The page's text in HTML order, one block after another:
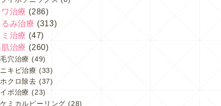
治療 (286)
み治療 (313)
治療 (47)
治療 (260)
毛穴治療 (49)
ニキビ治療 (33)
ホクロ除去 (37)
イボ治療 (23)
ケミカルピーリング (28)